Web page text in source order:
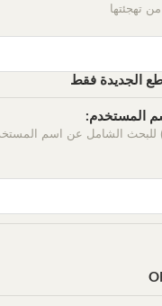
تهجئتها
الجديدة فقط
المستخدم:
للبحث الشامل عن اسم